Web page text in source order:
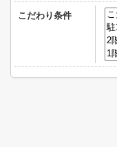
こだわり条件